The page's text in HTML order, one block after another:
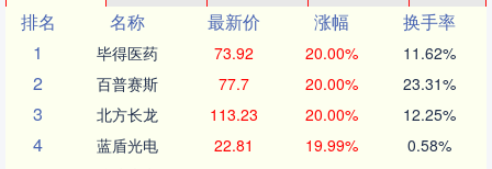
排名
名称 最新价 涨幅
换手率
1
毕得医药 73.92 20.00% 11.62%
2 百普赛斯 77.7 20.00% 23.31%
3 北方长龙 113.23 20.00% 12.25%
4 蓝盾光电 22.81 19.99% 0.58%